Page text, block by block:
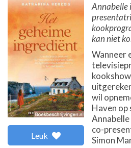
Leuk
Annabelle
kan niet
Wanneer
wil
Haven
co-
Simon